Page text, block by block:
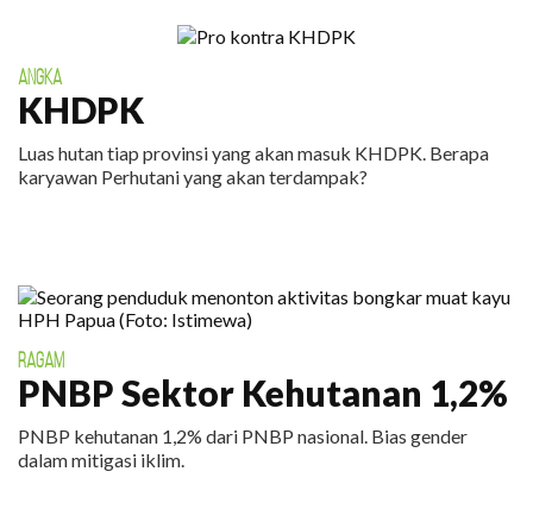
ANGKA
KHDPK
Luas hutan tiap provinsi yang akan masuk KHDPK. Berapa
karyawan Perhutani yang akan terdampak?
RAGAM
PNBP Sektor Kehutanan 1,2%
PNBP kehutanan 1,2% dari PNBP nasional. Bias gender
dalam mitigasi iklim.